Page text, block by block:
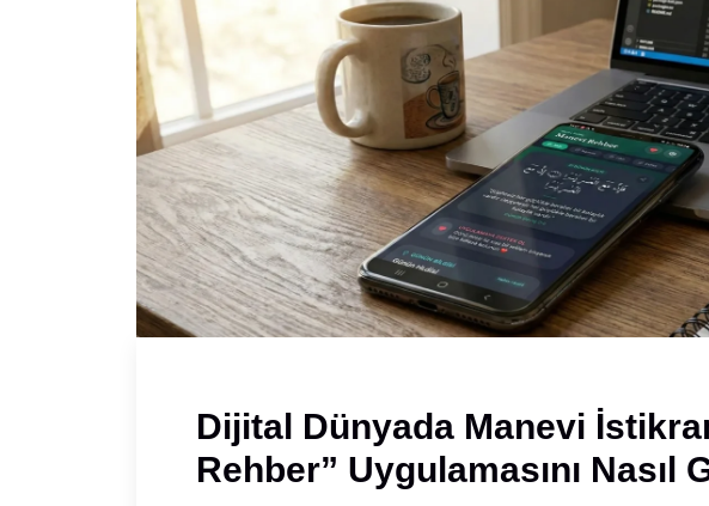
Dijital Dünyada Manevi
Rehber” Uygulamasını Nasıl